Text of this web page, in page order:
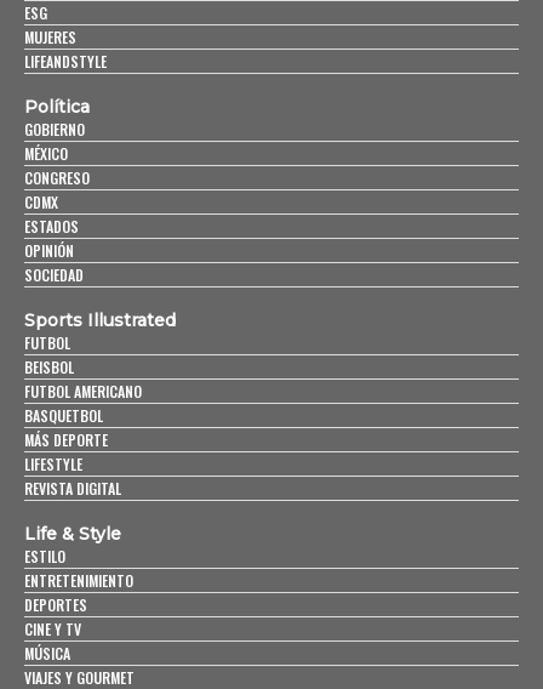
ESG
MUJERES
LIFEANDSTYLE
Política
GOBIERNO
MÉXICO
CONGRESO
CDMX
ESTADOS
OPINIÓN
SOCIEDAD
Sports Illustrated
FUTBOL
BEISBOL
FUTBOL AMERICANO
BASQUETBOL
MÁS DEPORTE
LIFESTYLE
REVISTA DIGITAL
Life & Style
ESTILO
ENTRETENIMIENTO
DEPORTES
CINE Y TV
MÚSICA
VIAJES Y GOURMET